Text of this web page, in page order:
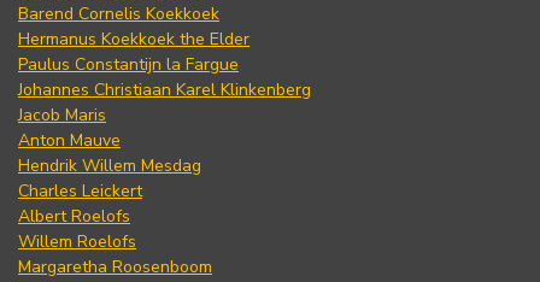
Barend Cornelis Koekkoek
Hermanus Koekkoek the Elder
Paulus Constantijn la Fargue
Johannes Christiaan Karel Klinkenberg
Jacob Maris
Anton Mauve
Hendrik Willem Mesdag
Charles Leickert
Albert Roelofs
Willem Roelofs
Margaretha Roosenboom